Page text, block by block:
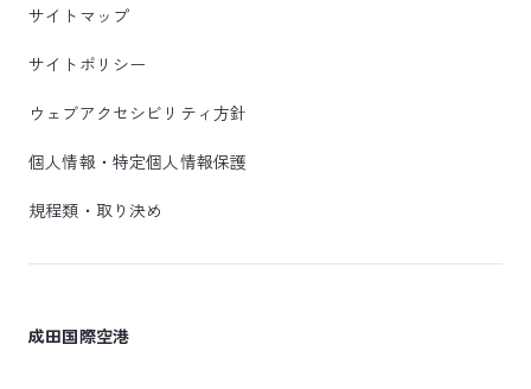
サイトマップ
サイトポリシー
ウェブアクセシビリティ方針
個人情報・特定個人情報保護
規程類・取り決め
成田国際空港